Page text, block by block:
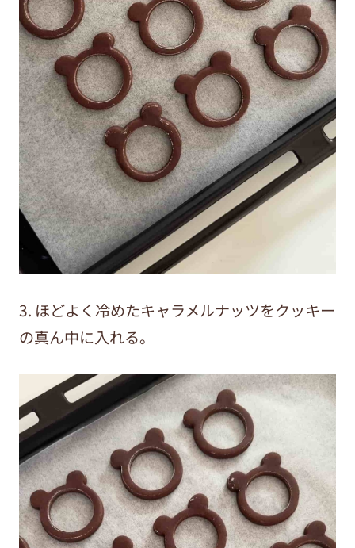
3. ほどよく冷めたキャラメルナッツをクッキー
の真ん中に入れる。